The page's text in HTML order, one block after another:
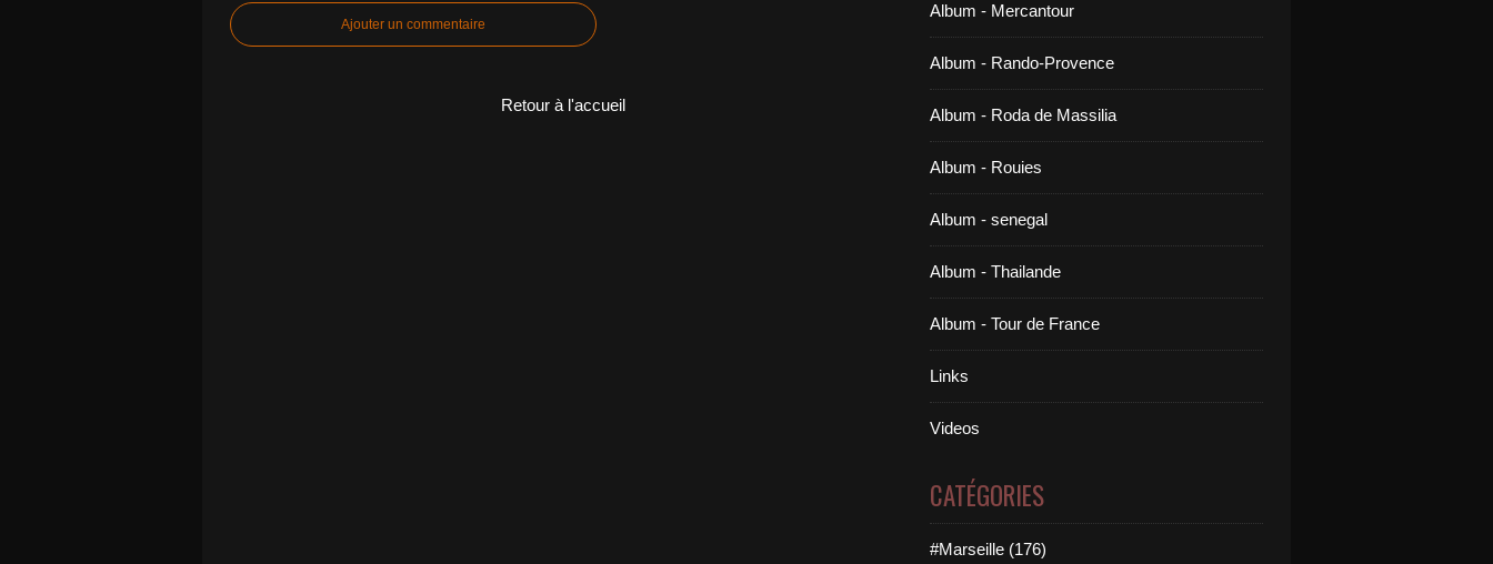
Ajouter un commentaire
Retour à l'accueil
Album - Mercantour
Album - Rando-Provence
Album - Roda de Massilia
Album - Rouies
Album - senegal
Album - Thailande
Album - Tour de France
Links
Videos
CATÉGORIES
#Marseille (176)